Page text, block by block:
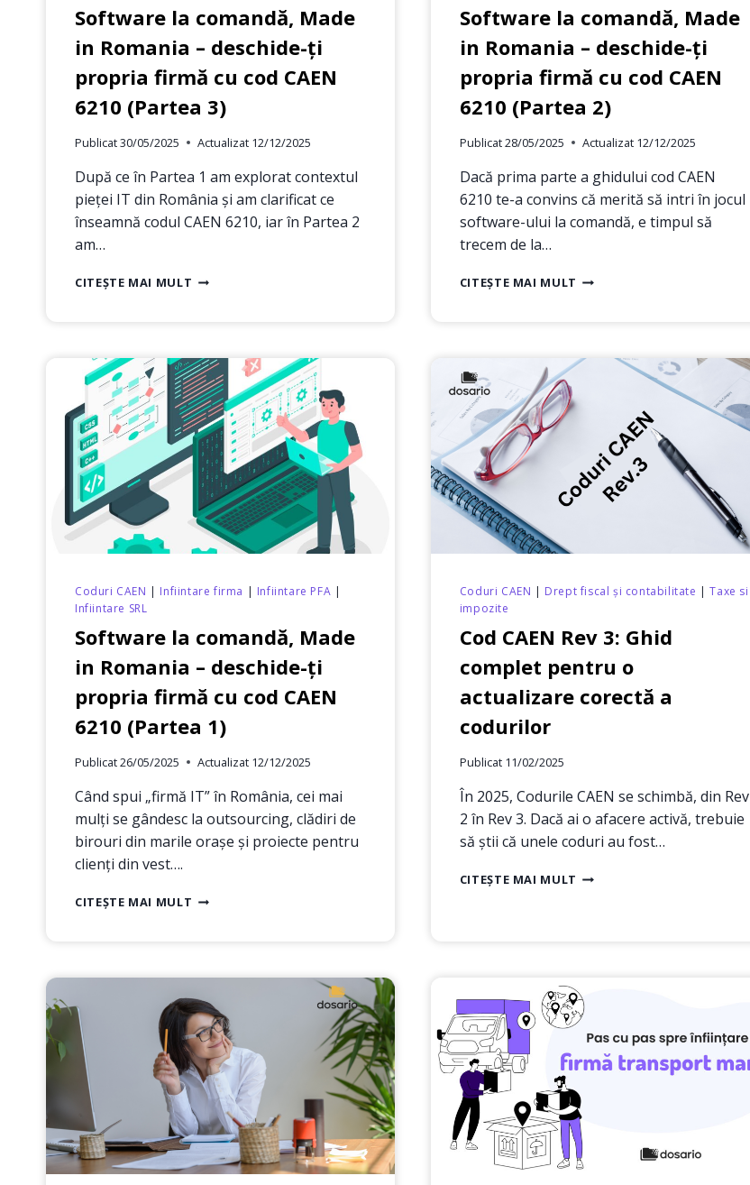
Software la comandă, Made
in Romania – deschide-ți
propria firmă cu cod CAEN
6210 (Partea 3)
Publicat30/05/2025 Actualizat 12/12/2025
După ce în Partea 1 am explorat contextul
pieței IT din România și am clarificat ce
înseamnă codul CAEN 6210, iar în Partea 2
am…
CITEȘTE MAI MULT SOFTWARE
ROMANIA
–
DESCHIDE-
ȚI
PROPRIA
FIRMĂ
CU
COD
CAEN
6210
(PARTEA
Software la comandă, Made
in Romania – deschide-ți
propria firmă cu cod CAEN
6210 (Partea 2)
Publicat28/05/2025 Actualizat 12/12/2025
Dacă prima parte a ghidului cod CAEN
6210 te-a convins că merită să intri în jocul
software-ului la comandă, e timpul să
trecem de la…
CITEȘTE MAI MULT SOFTWARE
ROMANIA
DESCHIDE-
PROPRIA
FIRMĂ
CU
COD
Coduri CAEN Infiintare firma Infiintare PFA
Infiintare SRL
Software la comandă, Made
in Romania – deschide-ți
propria firmă cu cod CAEN
6210 (Partea 1)
Publicat26/05/2025 Actualizat 12/12/2025
Când spui „firmă IT” în România, cei mai
mulți se gândesc la outsourcing, clădiri de
birouri din marile orașe și proiecte pentru
clienți din vest….
CITEȘTE MAI MULT SOFTWARE
–
DESCHIDE-
ȚI
PROPRIA
FIRMĂ
CU
COD
CAEN
(PARTEA
Coduri CAEN Drept fiscal și contabilitate |Taxe si
impozite
Cod CAEN Rev 3: Ghid
complet pentru o
actualizare corectă a
codurilor
Publicat 11/02/2025
În 2025, Codurile CAEN se schimbă, din Rev
2 în Rev 3. Dacă ai o afacere activă, trebuie
să știi că unele coduri au fost…
CITEȘTE MAI MULT COD
O
ACTUALIZARE
CORECTĂ
A
CODURILOR